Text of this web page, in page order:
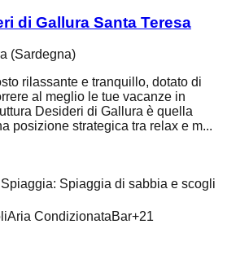
di Gallura Santa Teresa
(Sardegna)
rilassante e tranquillo, dotato di
al meglio le tue vacanze in
Desideri di Gallura è quella
posizione strategica tra relax e m...
: Spiaggia di sabbia e scogli
Aria CondizionataBar+21